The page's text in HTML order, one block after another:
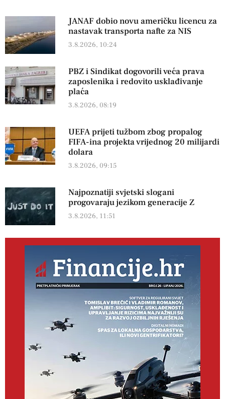
JANAF dobio novu američku licencu za
nastavak transporta nafte za NIS
3.8.2026, 10:24
PBZ i Sindikat dogovorili veća prava
zaposlenika i redovito usklađivanje
plaća
3.8.2026, 08:19
UEFA prijeti tužbom zbog propalog
FIFA-ina projekta vrijednog 20 milijardi
dolara
3.8.2026, 09:15
Najpoznatiji svjetski slogani
progovaraju jezikom generacije Z
3.8.2026, 11:51